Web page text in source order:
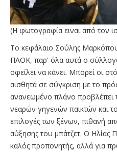
(Η φωτογραφία ειναι από τον
Το κεφάλαιο Σούλης
ΠΑΟΚ, παρ' όλα αυτά ο
οφείλει να κάνει. Μπορεί οι
αισθητά σε σύγκριση με το
ανανεωμένο πλάνο προβλέπει
νεαρών γηγενών παικτών και
επιλογές των ξένων, πιθανή
αύξησης του μπάτζετ. Ο Ηλίας
καλός προπονητής, αλλά για